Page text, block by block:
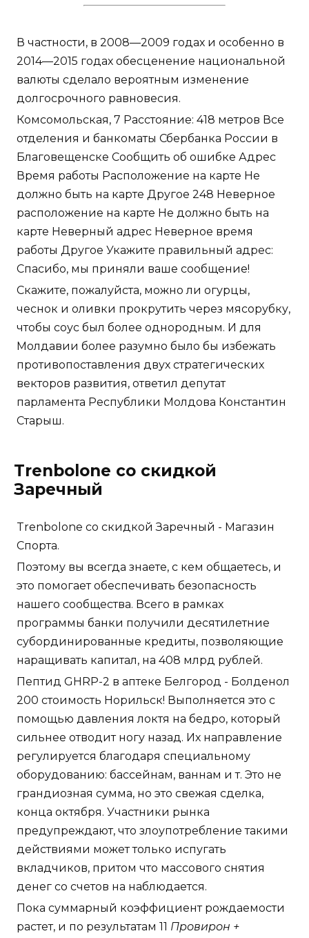
В частности, в 2008—2009 годах и особенно в
2014—2015 годах обесценение национальной
валюты сделало вероятным изменение
долгосрочного равновесия.
Комсомольская, 7 Расстояние: 418 метров Все
отделения и банкоматы Сбербанка России в
Благовещенске Сообщить об ошибке Адрес
Время работы Расположение на карте Не
должно быть на карте Другое 248 Неверное
расположение на карте Не должно быть на
карте Неверный адрес Неверное время
работы Другое Укажите правильный адрес:
Спасибо, мы приняли ваше сообщение!
Скажите, пожалуйста, можно ли огурцы,
чеснок и оливки прокрутить через мясорубку,
чтобы соус был более однородным. И для
Молдавии более разумно было бы избежать
противопоставления двух стратегических
векторов развития, ответил депутат
парламента Республики Молдова Константин
Старыш.
Trenbolone со скидкой
Заречный
Trenbolone со скидкой Заречный - Магазин
Спорта.
Поэтому вы всегда знаете, с кем общаетесь, и
это помогает обеспечивать безопасность
нашего сообщества. Всего в рамках
программы банки получили десятилетние
субординированные кредиты, позволяющие
наращивать капитал, на 408 млрд рублей.
Пептид GHRP-2 в аптеке Белгород - Болденол
200 стоимость Норильск! Выполняется это с
помощью давления локтя на бедро, который
сильнее отводит ногу назад. Их направление
регулируется благодаря специальному
оборудованию: бассейнам, ваннам и т. Это не
грандиозная сумма, но это свежая сделка,
конца октября. Участники рынка
предупреждают, что злоупотребление такими
действиями может только испугать
вкладчиков, притом что массового снятия
денег со счетов на наблюдается.
Пока суммарный коэффициент рождаемости
растет, и по результатам 11 Провирон +